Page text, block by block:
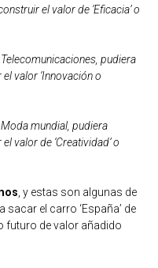
el valor de ‘Eficacia’ o
pudiera
valor ‘Innovación o
mundial, pudiera
valor de ‘Creatividad’ o
, y estas son algunas de
el carro ‘España’ de
futuro de valor añadido